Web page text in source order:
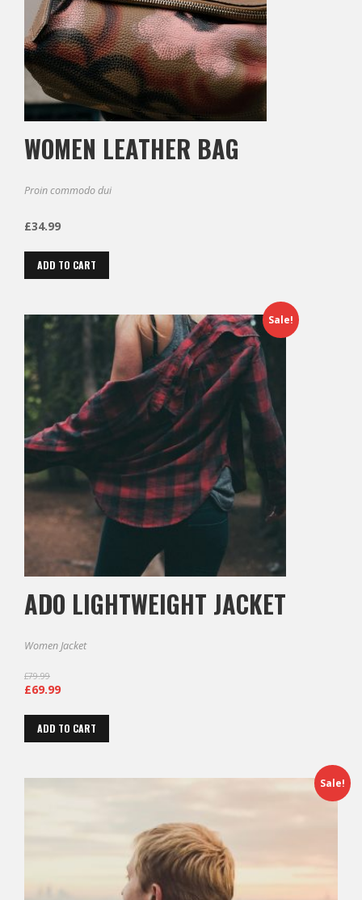
WOMEN LEATHER BAG
Proin commodo dui
£34.99
ADD TO CART
Sale!
ADO LIGHTWEIGHT JACKET
Women Jacket
£79.99
£69.99
ADD TO CART
Sale!